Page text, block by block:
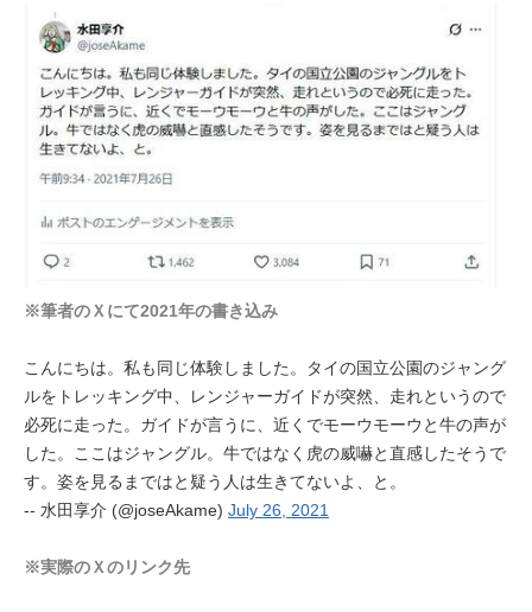
※筆者のＸにて2021年の書き込み
こんにちは。私も同じ体験しました。タイの国立公園のジャング
ルをトレッキング中、レンジャーガイドが突然、走れというので
必死に走った。ガイドが言うに、近くでモーウモーウと牛の声が
した。ここはジャングル。牛ではなく虎の威嚇と直感したそうで
す。姿を見るまではと疑う人は生きてないよ、と。
-- 水田享介 (@joseAkame) July 26, 2021
※実際のＸのリンク先